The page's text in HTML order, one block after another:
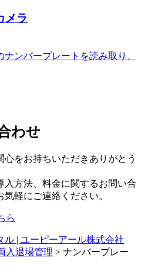
メラ
ンバープレートを読み取り、
わせ
をお持ちいただきありがとう
方法、料金に関するお問い合
軽にご連絡ください。
ら
| ユーピーアール株式会社
入退場管理 > ナンバープレー